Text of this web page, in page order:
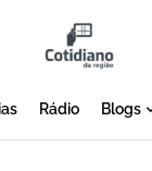
Rádio Blogs